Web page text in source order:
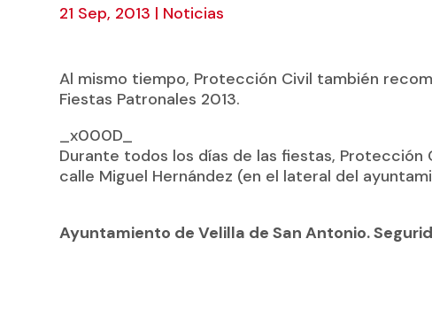
21 Sep, 2013 | Noticias
Al mismo tiempo, Protección Civil también
Fiestas Patronales 2013.
_x000D_
Durante todos los días de las fiestas,
calle Miguel Hernández (en el lateral del
Ayuntamiento de Velilla de San Antonio.